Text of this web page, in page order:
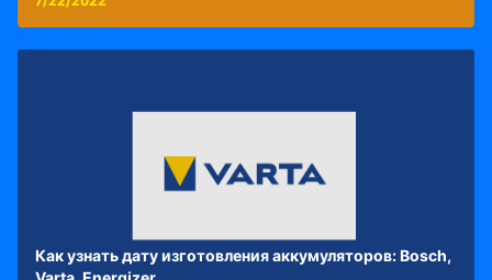
Как узнать дату изготовления аккумуляторов: Bosch,